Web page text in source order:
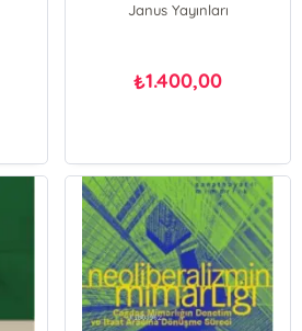
Janus Yayınları
₺1.400,00